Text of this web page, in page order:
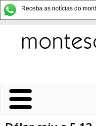
Receba as notícias do